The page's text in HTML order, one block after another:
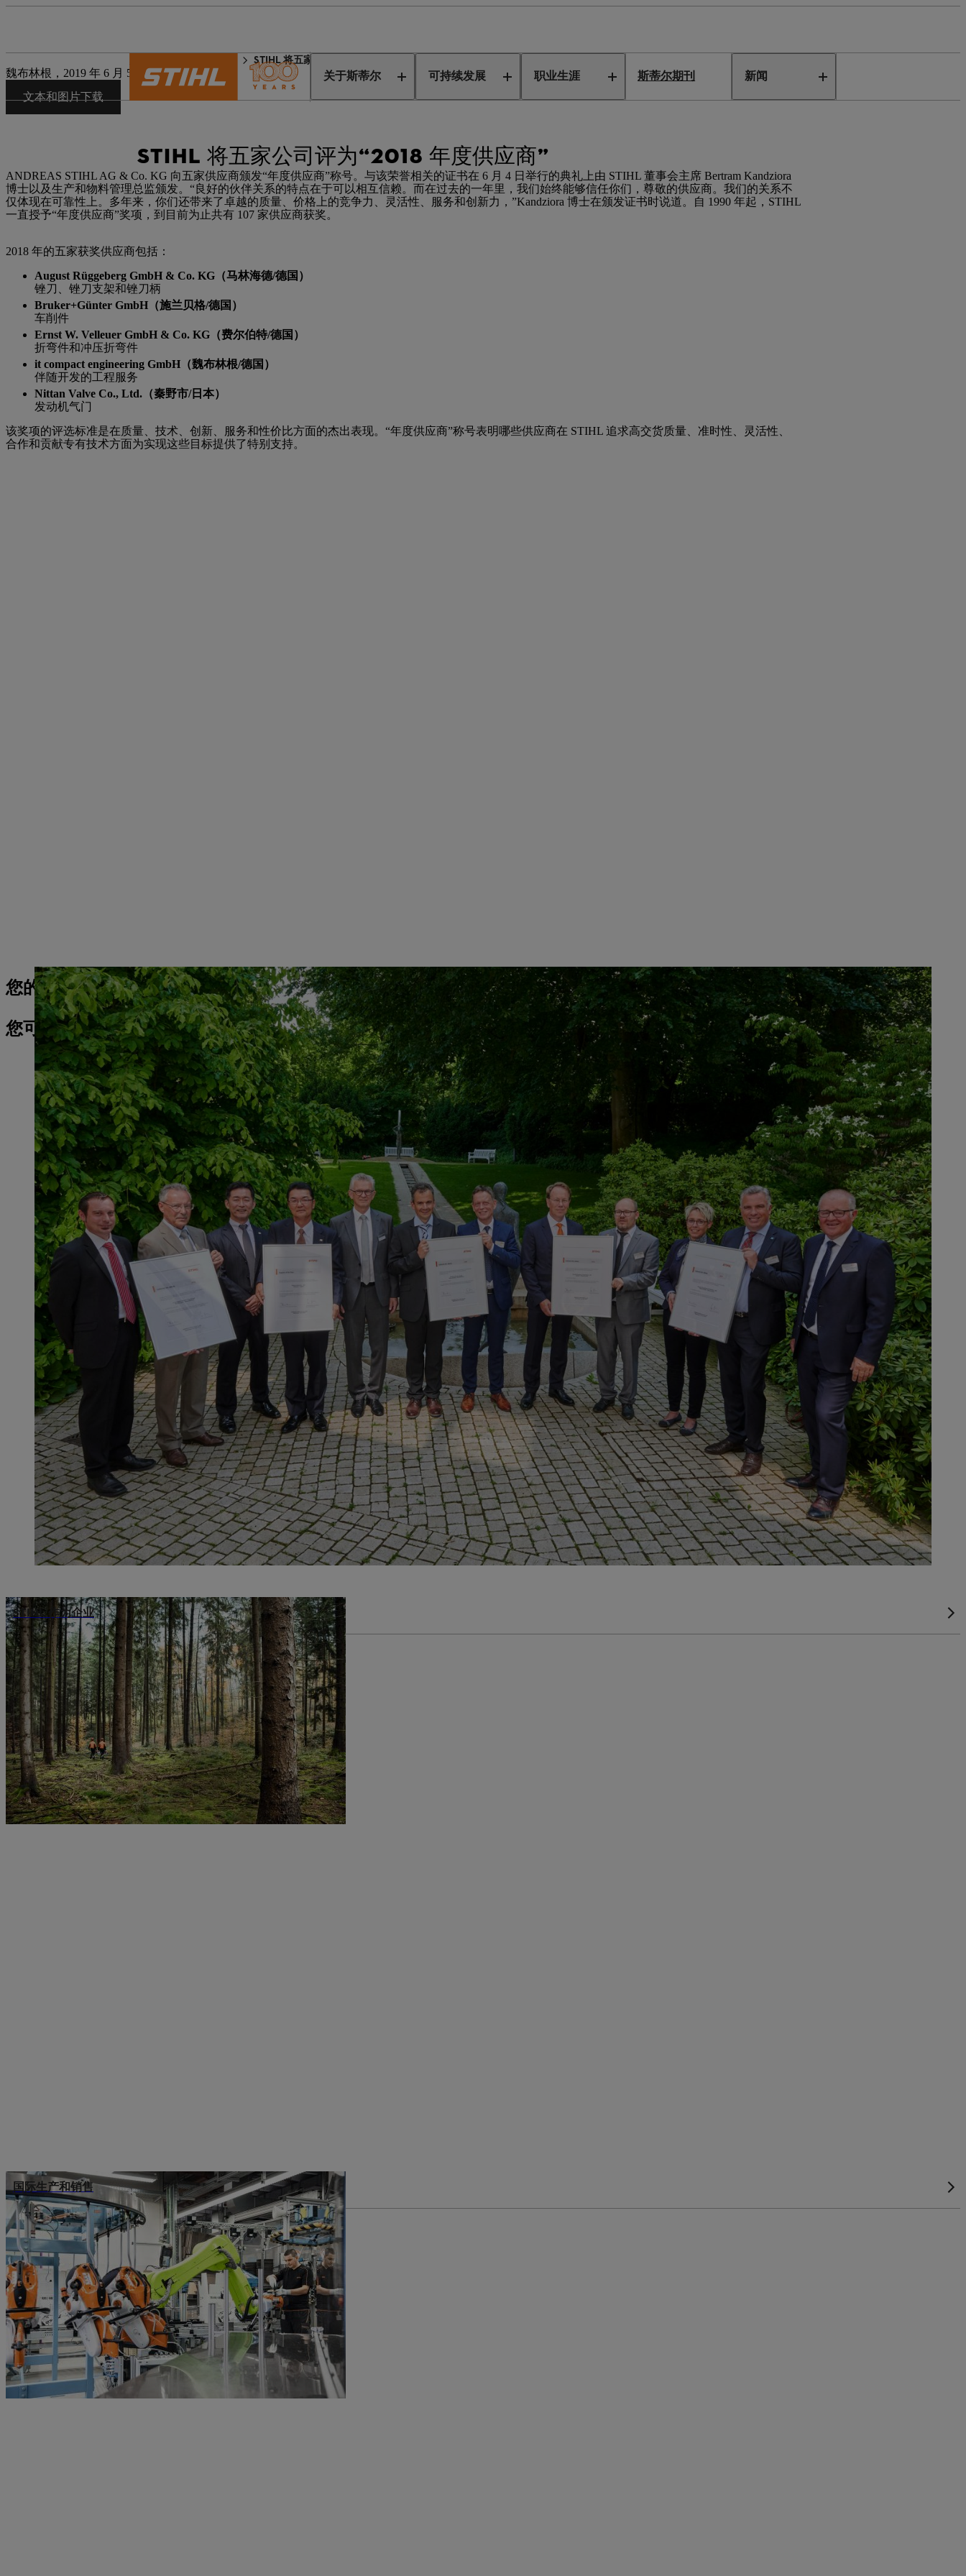
关于斯蒂尔 可持续发展 职业生涯 斯蒂尔期刊 新闻
STIHL 将五家公司评为“2018 年度供应商”
魏布林根，2019 年 6 月 5 日 | 企业新闻稿
文本和图片下载
STIHL 将五家公司评为“2018 年度供应商”
ANDREAS STIHL AG & Co. KG 向五家供应商颁发“年度供应商”称号。与该荣誉相关的证书在 6 月 4 日举行的典礼上由 STIHL 董事会主席 Bertram Kandziora
博士以及生产和物料管理总监颁发。“良好的伙伴关系的特点在于可以相互信赖。而在过去的一年里，我们始终能够信任你们，尊敬的供应商。我们的关系不
仅体现在可靠性上。多年来，你们还带来了卓越的质量、价格上的竞争力、灵活性、服务和创新力，”Kandziora 博士在颁发证书时说道。自 1990 年起，STIHL
一直授予“年度供应商”奖项，到目前为止共有 107 家供应商获奖。
2018 年的五家获奖供应商包括：
August Rüggeberg GmbH & Co. KG（马林海德/德国）
锉刀、锉刀支架和锉刀柄
Bruker+Günter GmbH（施兰贝格/德国）
车削件
Ernst W. Velleuer GmbH & Co. KG（费尔伯特/德国）
折弯件和冲压折弯件
it compact engineering GmbH（魏布林根/德国）
伴随开发的工程服务
Nittan Valve Co., Ltd.（秦野市/日本）
发动机气门
该奖项的评选标准是在质量、技术、创新、服务和性价比方面的杰出表现。“年度供应商”称号表明哪些供应商在 STIHL 追求高交货质量、准时性、灵活性、
合作和贡献专有技术方面为实现这些目标提供了特别支持。
您的新闻联系人
您可能也对此感兴趣
STIHL 作为企业
国际生产和销售